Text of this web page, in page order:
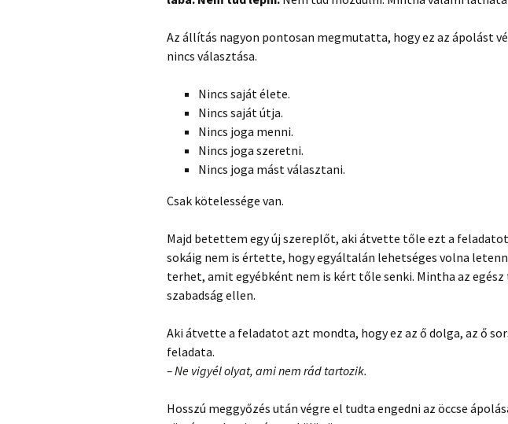
Az állítás nagyon pontosan megmutatta, hogy ez az ápolást
nincs választása.
Nincs saját élete.
Nincs saját útja.
Nincs joga menni.
Nincs joga szeretni.
Nincs joga mást választani.
Csak kötelessége van.
Majd betettem egy új szereplőt, aki átvette tőle ezt a
sokáig nem is értette, hogy egyáltalán lehetséges volna
terhet, amit egyébként nem is kért tőle senki. Mintha az
szabadság ellen.
Aki átvette a feladatot azt mondta, hogy ez az ő dolga, az ő
feladata.
– Ne vigyél olyat, ami nem rád tartozik.
Hosszú meggyőzés után végre el tudta engedni az öccse